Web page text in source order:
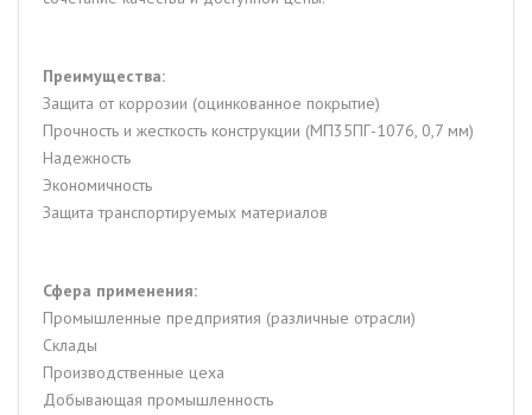
Преимущества:
Защита от коррозии (оцинкованное покрытие)
Прочность и жесткость конструкции (МП35ПГ-1076, 0,7 мм)
Надежность
Экономичность
Защита транспортируемых материалов
Сфера применения:
Промышленные предприятия (различные отрасли)
Склады
Производственные цеха
Добывающая промышленность